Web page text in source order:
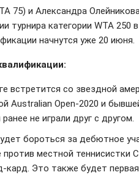
75) и Александра
турнира категории WTA 250
начнутся уже 20 июня.
встретится со звездной
Australian Open-2020 и
не играли друг с другом.
бороться за дебютное
против местной
кард. Это также будет